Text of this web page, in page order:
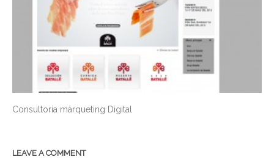
Consultoria màrqueting Digital
LEAVE A COMMENT